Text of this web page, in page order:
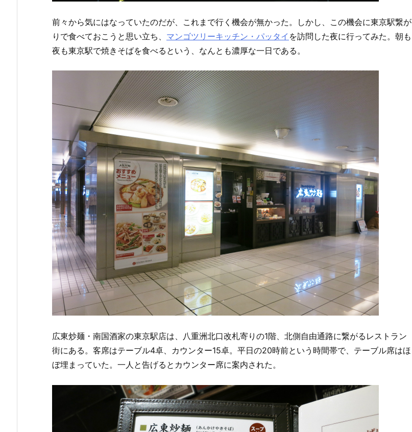
前々から気にはなっていたのだが、これまで行く機会が無かった。しかし、この機会に東京駅繋が
りで食べておこうと思い立ち、 マンゴツリーキッチン・パッタイ を訪問した夜に行ってみた。朝も
夜も東京駅で焼きそばを食べるという、なんとも濃厚な一日である。
広東炒麺・南国酒家の東京駅店は、八重洲北口改札寄りの1階、北側自由通路に繋がるレストラン
街にある。客席はテーブル4卓、カウンター15卓。平日の20時前という時間帯で、テーブル席はほ
ぼ埋まっていた。一人と告げるとカウンター席に案内された。